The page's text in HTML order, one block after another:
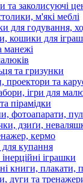
та заколисуючі
м'які меблі
для годування,
кошики для
манежі
та гризунки
проектори та
ігри для
пірамідки
фотоапарати,
дзиґи,
кермо
для купання
іграшки
книги, плакати,
дуги та